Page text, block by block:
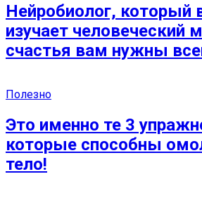
Нейробиолог, который
изучает человеческий
счастья вам нужны
Полезно
Это именно те 3
которые способны
тело!